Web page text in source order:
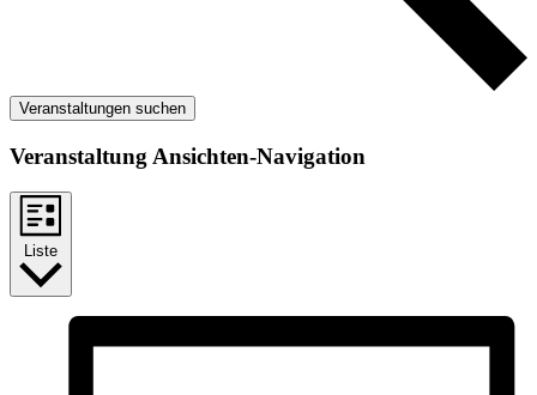
Veranstaltungen suchen
Veranstaltung Ansichten-Navigation
Liste